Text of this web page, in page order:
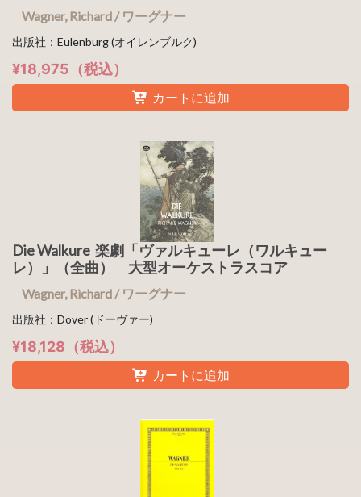
Wagner, Richard / ワーグナー
出版社：Eulenburg (オイレンブルク)
¥18,975（税込）
カートに追加
Die Walkure 楽劇「ヴァルキューレ（ワルキュー
レ）」（全曲） 大型オーケストラスコア
Wagner, Richard / ワーグナー
出版社：Dover (ドーヴァー)
¥18,128（税込）
カートに追加